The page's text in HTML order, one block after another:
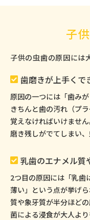
子
子供の虫歯の原因には
歯磨きが上手くで
原因の一つには「歯み
きちんと歯の汚れ（プ
覚えなければいけませ
磨き残しがでてしまい
乳歯のエナメル質
2つ目の原因には「乳歯
薄い」という点が挙げ
質や象牙質が半分ほど
菌による浸食が大人よ